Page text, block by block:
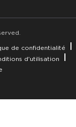
de confidentialité
d'utilisation